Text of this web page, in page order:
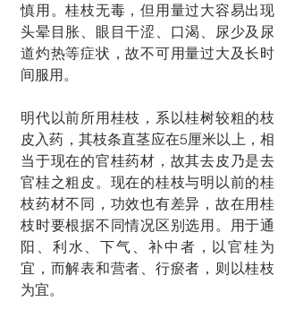
慎用。桂枝无毒，但用量过大容易出现
头晕目胀、眼目干涩、口渴、尿少及尿
道灼热等症状，故不可用量过大及长时
间服用。
明代以前所用桂枝，系以桂树较粗的枝
皮入药，其枝条直茎应在5厘米以上，相
当于现在的官桂药材，故其去皮乃是去
官桂之粗皮。现在的桂枝与明以前的桂
枝药材不同，功效也有差异，故在用桂
枝时要根据不同情况区别选用。用于通
阳、利水、下气、补中者，以官桂为
宜，而解表和营者、行瘀者，则以桂枝
为宜。